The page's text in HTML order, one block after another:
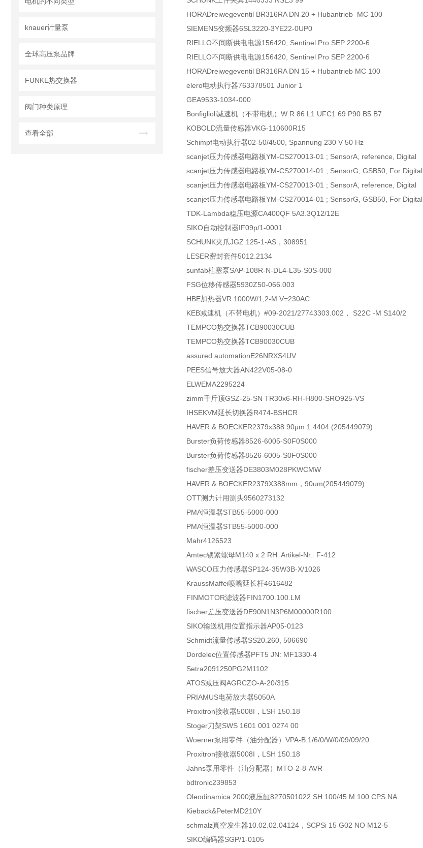
knauer计量泵
全球高压泵品牌
FUNKE热交换器
阀门种类原理
查看全部
HORADreiwegeventil BR316RA DN 20 + Hubantrieb MC 100
SIEMENS变频器6SL3220-3YE22-0UP0
RIELLO不间断供电电源156420, Sentinel Pro SEP 2200-6
RIELLO不间断供电电源156420, Sentinel Pro SEP 2200-6
HORADreiwegeventil BR316RA DN 15 + Hubantrieb MC 100
elero电动执行器763378501 Junior 1
GEA9533-1034-000
Bonfiglioli减速机（不带电机） W R 86 L1 UFC1 69 P90 B5 B7
KOBOLD流量传感器VKG-110600R15
Schimpf电动执行器02-50/4500, Spannung 230 V 50 Hz
scanjet压力传感器电路板YM-CS270013-01 ; SensorA, reference, Digital
scanjet压力传感器电路板YM-CS270014-01 ; SensorG, GSB50, For Digital
scanjet压力传感器电路板YM-CS270013-01 ; SensorA, reference, Digital
scanjet压力传感器电路板YM-CS270014-01 ; SensorG, GSB50, For Digital
TDK-Lambda稳压电源CA400QF 5A3.3Q12/12E
SIKO自动控制器IF09p/1-0001
SCHUNK夹爪JGZ 125-1-AS，308951
LESER密封套件5012.2134
sunfab柱塞泵SAP-108R-N-DL4-L35-S0S-000
FSG位移传感器5930Z50-066.003
HBE加热器VR 1000W/1,2-M V=230AC
KEB减速机（不带电机） #09-2021/27743303.002， S22C -M S140/2
TEMPCO热交换器TCB90030CUB
TEMPCO热交换器TCB90030CUB
assured automationE26NRXS4UV
PEES信号放大器AN422V05-08-0
ELWEMA2295224
zimm千斤顶GSZ-25-SN TR30x6-RH-H800-SRO925-VS
IHSEKVM延长切换器R474-BSHCR
HAVER & BOECKER2379x388 90μm 1.4404 (205449079)
Burster负荷传感器8526-6005-S0F0S000
Burster负荷传感器8526-6005-S0F0S000
fischer差压变送器DE3803M028PKWCMW
HAVER & BOECKER2379X388mm，90um(205449079)
OTT测力计用测头9560273132
PMA恒温器STB55-5000-000
PMA恒温器STB55-5000-000
Mahr4126523
Amtec锁紧螺母M140 x 2 RH Artikel-Nr.: F-412
WASCO压力传感器SP124-35W3B-X/1026
KraussMaffei喷嘴延长杆4616482
FINMOTOR滤波器FIN1700.100.LM
fischer差压变送器DE90N1N3P6M00000R100
SIKO输送机用位置指示器AP05-0123
Schmidt流量传感器SS20.260, 506690
Dordelec位置传感器PFT5 JN: MF1330-4
Setra2091250PG2M1102
ATOS减压阀AGRCZO-A-20/315
PRIAMUS电荷放大器5050A
Proxitron接收器5008I，LSH 150.18
Stoger刀架SWS 1601 001 0274 00
Woerner泵用零件（油分配器） VPA-B.1/6/0/W/0/09/09/20
Proxitron接收器5008I，LSH 150.18
Jahns泵用零件（油分配器） MTO-2-8-AVR
bdtronic239853
Oleodinamica 2000液压缸8270501022 SH 100/45 M 100 CPS NA
Kieback&PeterMD210Y
schmalz真空发生器10.02.02.04124，SCPSi 15 G02 NO M12-5
SIKO编码器SGP/1-0105